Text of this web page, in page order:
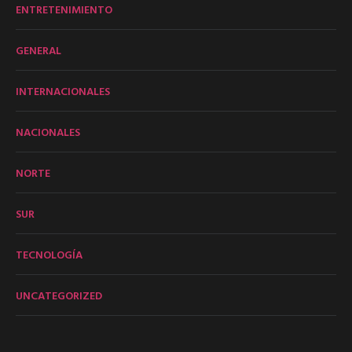
ENTRETENIMIENTO
GENERAL
INTERNACIONALES
NACIONALES
NORTE
SUR
TECNOLOGÍA
UNCATEGORIZED